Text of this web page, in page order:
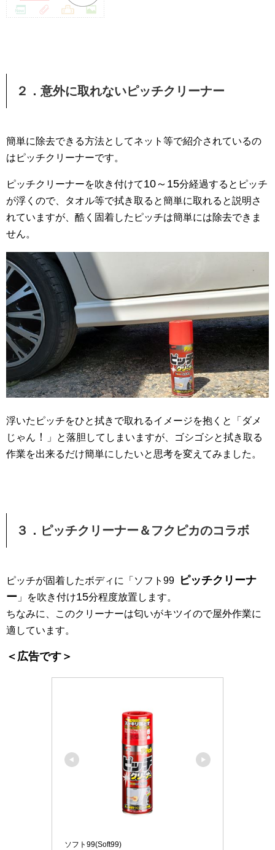
２．意外に取れないピッチクリーナー
簡単に除去できる方法としてネット等で紹介されているの
はピッチクリーナーです。
ピッチクリーナーを吹き付けて10～15分経過するとピッチ
が浮くので、タオル等で拭き取ると簡単に取れると説明さ
れていますが、酷く固着したピッチは簡単には除去できま
せん。
浮いたピッチをひと拭きで取れるイメージを抱くと「ダメ
じゃん ！
」と落胆してしまいますが、ゴシゴシと拭き取る
作業を出来るだけ簡単にしたいと思考を変えてみました。
３．ピッチクリーナー＆フクピカのコラボ
ピッチが固着したボディに「ソフト99
ピッチクリーナ
ー 」を吹き付け15分程度放置します。
ちなみに、このクリーナーは匂いがキツイので屋外作業に
適しています。
＜広告です＞
ソフト99(Soft99)